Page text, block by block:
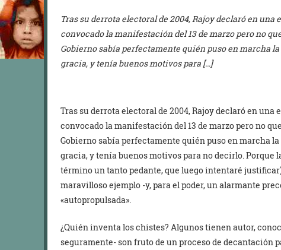
Tras su derrota electoral de 2004, Rajoy declaró en
convocado la manifestación del 13 de marzo pero no
Gobierno sabía perfectamente quién puso en marcha
gracia, y tenía buenos motivos para […]
Tras su derrota electoral de 2004, Rajoy declaró en
convocado la manifestación del 13 de marzo pero no
Gobierno sabía perfectamente quién puso en marcha
gracia, y tenía buenos motivos para no decirlo.
término un tanto pedante, que luego intentaré
maravilloso ejemplo -y, para el poder, un alarmante
«autopropulsada».
¿Quién inventa los chistes? Algunos tienen autor,
seguramente- son fruto de un proceso de decantación